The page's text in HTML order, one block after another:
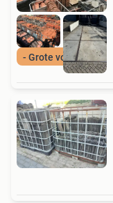
- Grote voorraad -